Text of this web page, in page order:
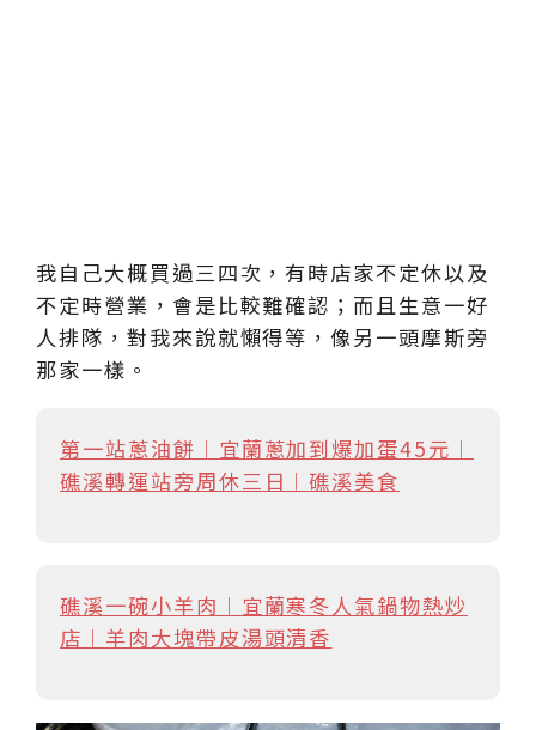
我自己大概買過三四次，有時店家不定休以及
不定時營業，會是比較難確認；而且生意一好
人排隊，對我來說就懶得等，像另一頭摩斯旁
那家一樣。
第一站蔥油餅︱宜蘭蔥加到爆加蛋45元︱
礁溪轉運站旁周休三日︱礁溪美食
礁溪一碗小羊肉︱宜蘭寒冬人氣鍋物熱炒
店︱羊肉大塊帶皮湯頭清香